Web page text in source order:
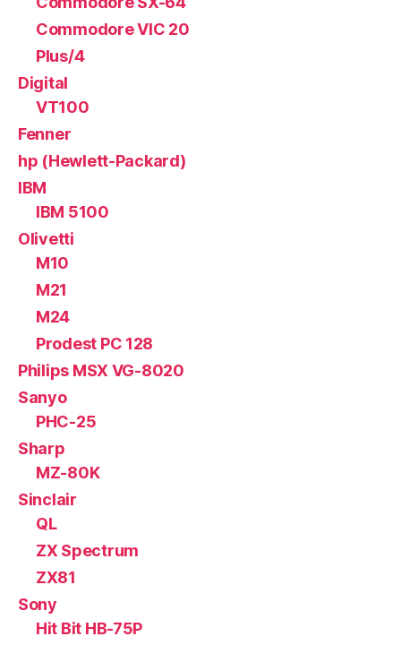
Commodore VIC 20
Plus/4
Digital
VT100
Fenner
hp (Hewlett-Packard)
IBM
IBM 5100
Olivetti
M10
M21
M24
Prodest PC 128
Philips MSX VG-8020
Sanyo
PHC-25
Sharp
MZ-80K
Sinclair
QL
ZX Spectrum
ZX81
Sony
Hit Bit HB-75P